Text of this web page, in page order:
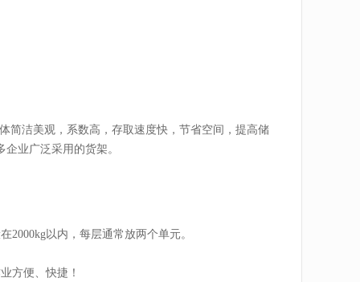
简洁美观，系数高，存取速度快，节省空间，提高储
业广泛采用的货架。
2000kg以内，每层通常放两个单元。
方便、快捷！